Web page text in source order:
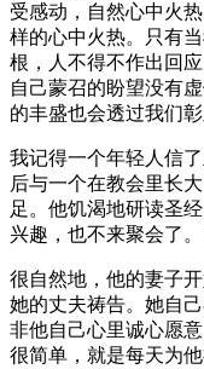
受感动，自然心中火
样的心中火热。只有
根，人不得不作出回
自己蒙召的盼望没有
的丰盛也会透过我们
我记得一个年轻人信
后与一个在教会里长
足。他饥渴地研读圣
兴趣，也不来聚会了
很自然地，他的妻子
她的丈夫祷告。她自
非他自己心里诚心愿
很简单，就是每天为